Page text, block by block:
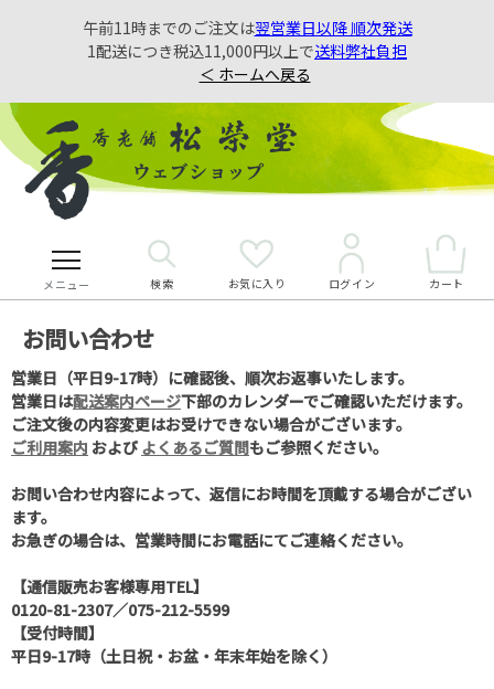
午前11時までのご注文は翌営業日以降 順次発送
1配送につき税込11,000円以上で送料弊社負担
＜ ホームへ戻る
メニュー 検索 お気に入り ログイン カート
お問い合わせ
営業日（平日9-17時）に確認後、順次お返事いたします。
営業日は配送案内ページ下部のカレンダーでご確認いただけます。
ご注文後の内容変更はお受けできない場合がございます。
ご利用案内 および よくあるご質問もご参照ください。
お問い合わせ内容によって、返信にお時間を頂戴する場合がござい
ます。
お急ぎの場合は、営業時間にお電話にてご連絡ください。
【通信販売お客様専用TEL】
0120-81-2307／075-212-5599
【受付時間】
平日9-17時（土日祝・お盆・年末年始を除く）